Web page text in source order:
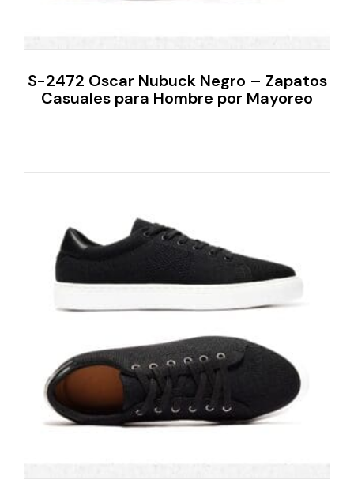
S-2472 Oscar Nubuck Negro – Zapatos
Casuales para Hombre por Mayoreo